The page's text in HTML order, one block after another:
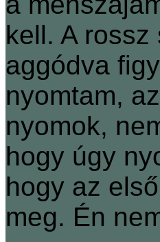
kell. A
aggódva
nyomtam,
nyomok,
hogy úgy
hogy az
meg. Én